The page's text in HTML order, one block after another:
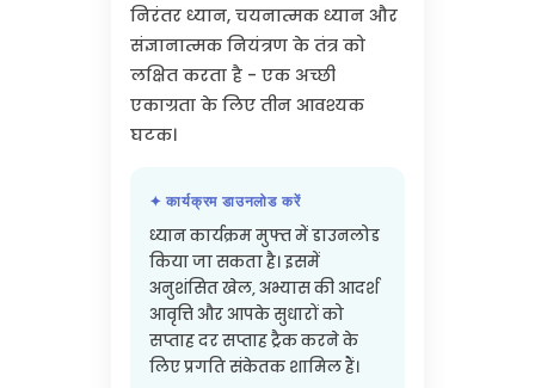
खेलकर 15 मिनट प्रति दिन ध्यान का
अभ्यास कर सकें। यह कार्यक्रम
निरंतर ध्यान, चयनात्मक ध्यान और
संज्ञानात्मक नियंत्रण के तंत्र को
लक्षित करता है - एक अच्छी
घटक।
✦ कार्यक्रम डाउनलोड करें
ध्यान कार्यक्रम मुफ्त में डाउनलोड
किया जा सकता है। इसमें
अनुशंसित खेल, अभ्यास की आदर्श
आवृत्ति और आपके सुधारों को